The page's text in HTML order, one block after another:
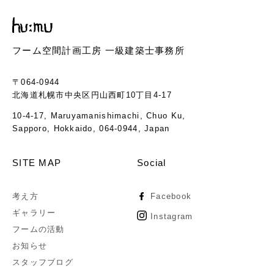
フーム空間計画工房 一級建築士事務所
〒064-0944
北海道札幌市中央区円山西町10丁目4-17
10-4-17, Maruyamanishimachi, Chuo Ku,
Sapporo, Hokkaido, 064-0944, Japan
SITE MAP
考え方
ギャラリー
フームの活動
お知らせ
スタッフブログ
Social
Facebook
Instagram